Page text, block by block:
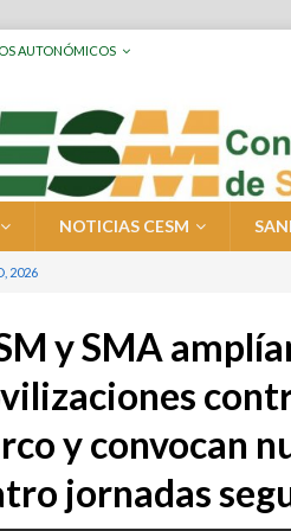
AUTONÓMICOS
NOTICIAS CESM
2026
y SMA
y convocan
jornadas